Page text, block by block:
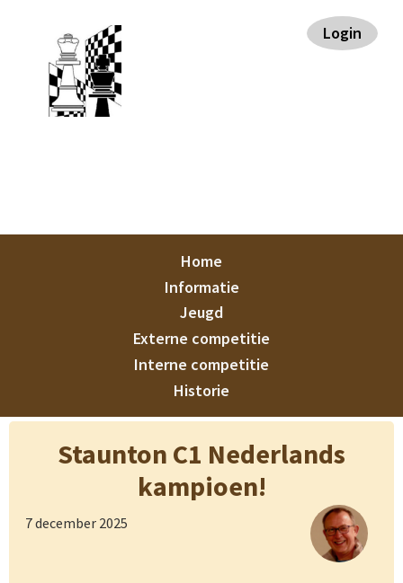
hoofdnavigatie
sidebar
voettekst
Login
Home
Informatie
Jeugd
Externe competitie
Interne competitie
Historie
Staunton C1 Nederlands
kampioen!
7 december 2025